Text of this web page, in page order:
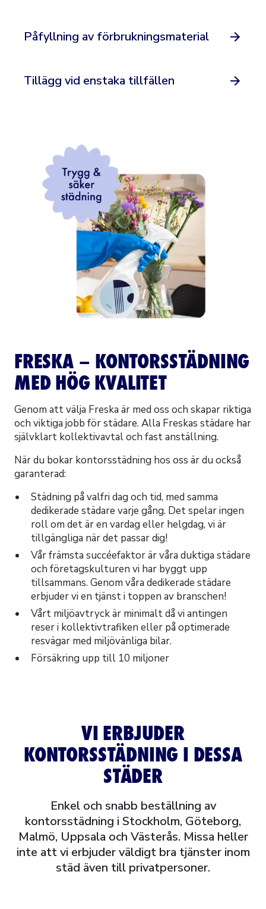
Påfyllning av förbrukningsmaterial
Tillägg vid enstaka tillfällen
FRESKA – KONTORSSTÄDNING
MED HÖG KVALITET
Genom att välja Freska är med oss och skapar riktiga
och viktiga jobb för städare. Alla Freskas städare har
självklart kollektivavtal och fast anställning.
När du bokar kontorsstädning hos oss är du också
garanterad:
Städning på valfri dag och tid, med samma
dedikerade städare varje gång. Det spelar ingen
roll om det är en vardag eller helgdag, vi är
tillgängliga när det passar dig!
Vår främsta succéefaktor är våra duktiga städare
och företagskulturen vi har byggt upp
tillsammans. Genom våra dedikerade städare
erbjuder vi en tjänst i toppen av branschen!
Vårt miljöavtryck är minimalt då vi antingen
reser i kollektivtrafiken eller på optimerade
resvägar med miljövänliga bilar.
Försäkring upp till 10 miljoner
VI ERBJUDER
KONTORSSTÄDNING I DESSA
STÄDER
Enkel och snabb beställning av
kontorsstädning i Stockholm, Göteborg,
Malmö, Uppsala och Västerås. Missa heller
inte att vi erbjuder väldigt bra tjänster inom
städ även till privatpersoner.